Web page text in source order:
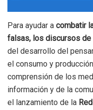
Para ayudar a combatir
falsas, los discursos
del desarrollo del
el consumo y
comprensión de los
información y de la
el lanzamiento de la